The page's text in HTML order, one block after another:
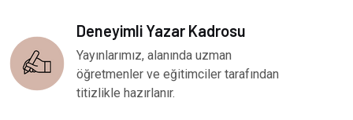
Deneyimli Yazar Kadrosu
Yayınlarımız, alanında uzman
öğretmenler ve eğitimciler tarafından
titizlikle hazırlanır.